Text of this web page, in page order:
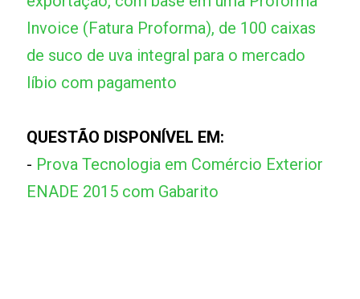
Invoice (Fatura Proforma), de 100 caixas
de suco de uva integral para o mercado
líbio com pagamento
QUESTÃO DISPONÍVEL EM:
- Prova Tecnologia em Comércio Exterior
ENADE 2015 com Gabarito